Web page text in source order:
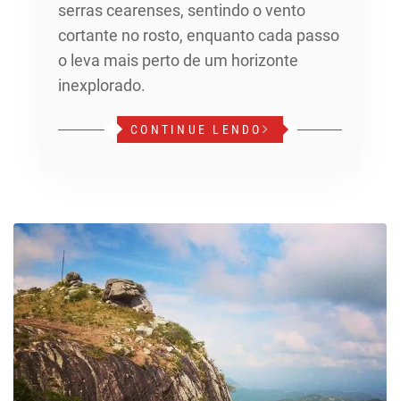
serras cearenses, sentindo o vento
cortante no rosto, enquanto cada passo
o leva mais perto de um horizonte
inexplorado.
CONTINUE LENDO